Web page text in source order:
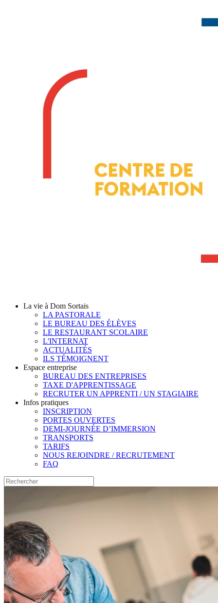
La vie à Dom Sortais
LA PASTORALE
LE BUREAU DES ÉLÈVES
LE RESTAURANT SCOLAIRE
L'INTERNAT
ACTUALITÉS
ILS TÉMOIGNENT
Espace entreprise
BUREAU DES ENTREPRISES
TAXE D'APPRENTISSAGE
RECRUTER UN APPRENTI / UN STAGIAIRE
Infos pratiques
INSCRIPTION
PORTES OUVERTES
DEMI-JOURNÉE D’IMMERSION
TRANSPORTS
TARIFS
NOUS REJOINDRE / RECRUTEMENT
FAQ